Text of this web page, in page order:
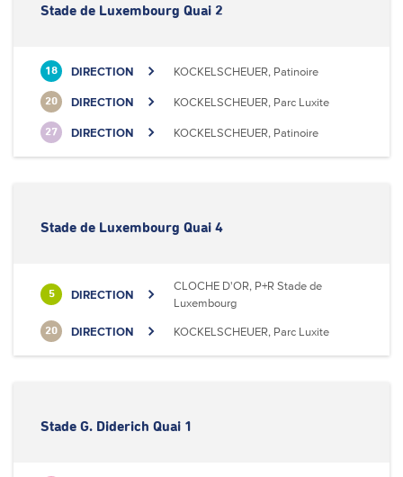
Stade de Luxembourg Quai 2
18 DIRECTION KOCKELSCHEUER, Patinoire
20 DIRECTION KOCKELSCHEUER, Parc Luxite
27 DIRECTION KOCKELSCHEUER, Patinoire
Stade de Luxembourg Quai 4
5 DIRECTION
CLOCHE D'OR, P+R Stade de
Luxembourg
20 DIRECTION KOCKELSCHEUER, Parc Luxite
Stade G. Diderich Quai 1